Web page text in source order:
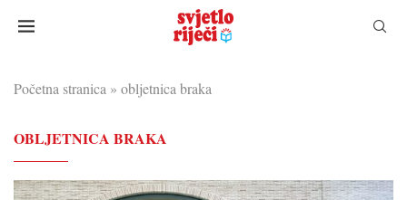
Početna stranica » obljetnica braka
OBLJETNICA BRAKA